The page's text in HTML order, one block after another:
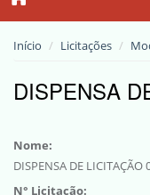
Início Licitações
DISPENSA
Nome:
DISPENSA DE LICITAÇÃO
N° Licitação: